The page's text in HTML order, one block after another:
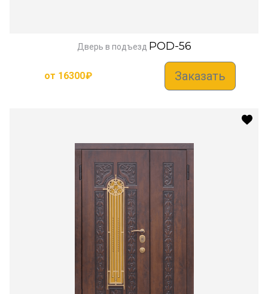
Дверь в подъезд POD-56
от 16300₽ Заказать